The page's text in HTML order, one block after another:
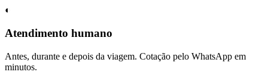
◐
Atendimento humano
Antes, durante e depois da viagem. Cotação pelo WhatsApp em
minutos.